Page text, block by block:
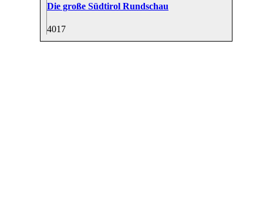
Die große Südtirol Rundschau
4017